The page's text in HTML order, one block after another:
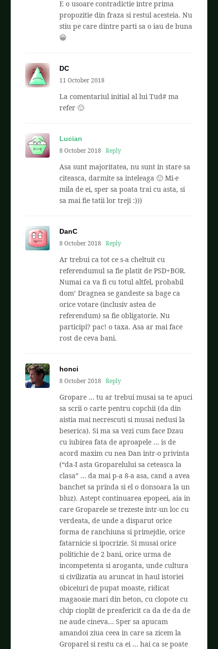
E o usoare contradictie intre prima
propozitie din fraza si restul acesteia. Nu
stiu pe care dintre parti sa o iau de buna
😀
DC
11 October 2018
La comentariul initial al lui Tud# ma
refer 🙂
Lucian
8 October 2018
Reply
Asa sunt majoritatea, nu sunt in stare sa
citeasca, darmite sa inteleaga 🙂 Mi-e
mila de ei, sper sa poata trai cu asta, si
sa mai fie tatii lor treji :)))
DanC
8 October 2018
Reply
Ar trebui ca tot ce s-a cheltuit cu
referendumul sa fie platit de PSD+BOR.
Numai ca va fi cu totul altfel, probabil
dom’ Dragnea se gandeste sa bage ca
orice votare (inclusiv astea de
referendum) sa fie obligatorie. Nu
participi? pac! o taxa. Asa ar mai face
rost de ceva bani.
honci
8 October 2018
Reply
Gropare … tu ar trebui musai sa te apuci
sa scrii o carte pentru copchii (da din
aistia mai necrescuti si musai nedusi la
beserica). Si ma sa vezi cum face Dzau
cu iubirea fata de aproapele … is de
acord maxim cu nea Dan intr-o privinta
(“da-I asta Groparelului sa ceteasca la
clasa” … da mai p-a 8-a asa, cand a avea
banchet sa prinda si el o donsoara la un
bluz). Astept continuarea epopeei, aia in
care Groparele se trezeste intr-un loc cu
verdeata, de unde a disparut orice
forma de ranchiuna si primejdie, orice
fatarnicie si ipocrizie. Si musai orice
politichie de 2 bani, orice urma de
incompetenta si aroganta, unde cultura
si civilizatia au aruncat in haul istoriei
obiceiuri de pupat moaste, ridicat
magaoaie mari din beton, cu clopote cu
chip cioplit de preafericit ca da de da de
ne aude cineva… Sper sa apucam
amandoi ziua ceea in care sa zicem la
Groparel si restu ca ei … hai ca se poate